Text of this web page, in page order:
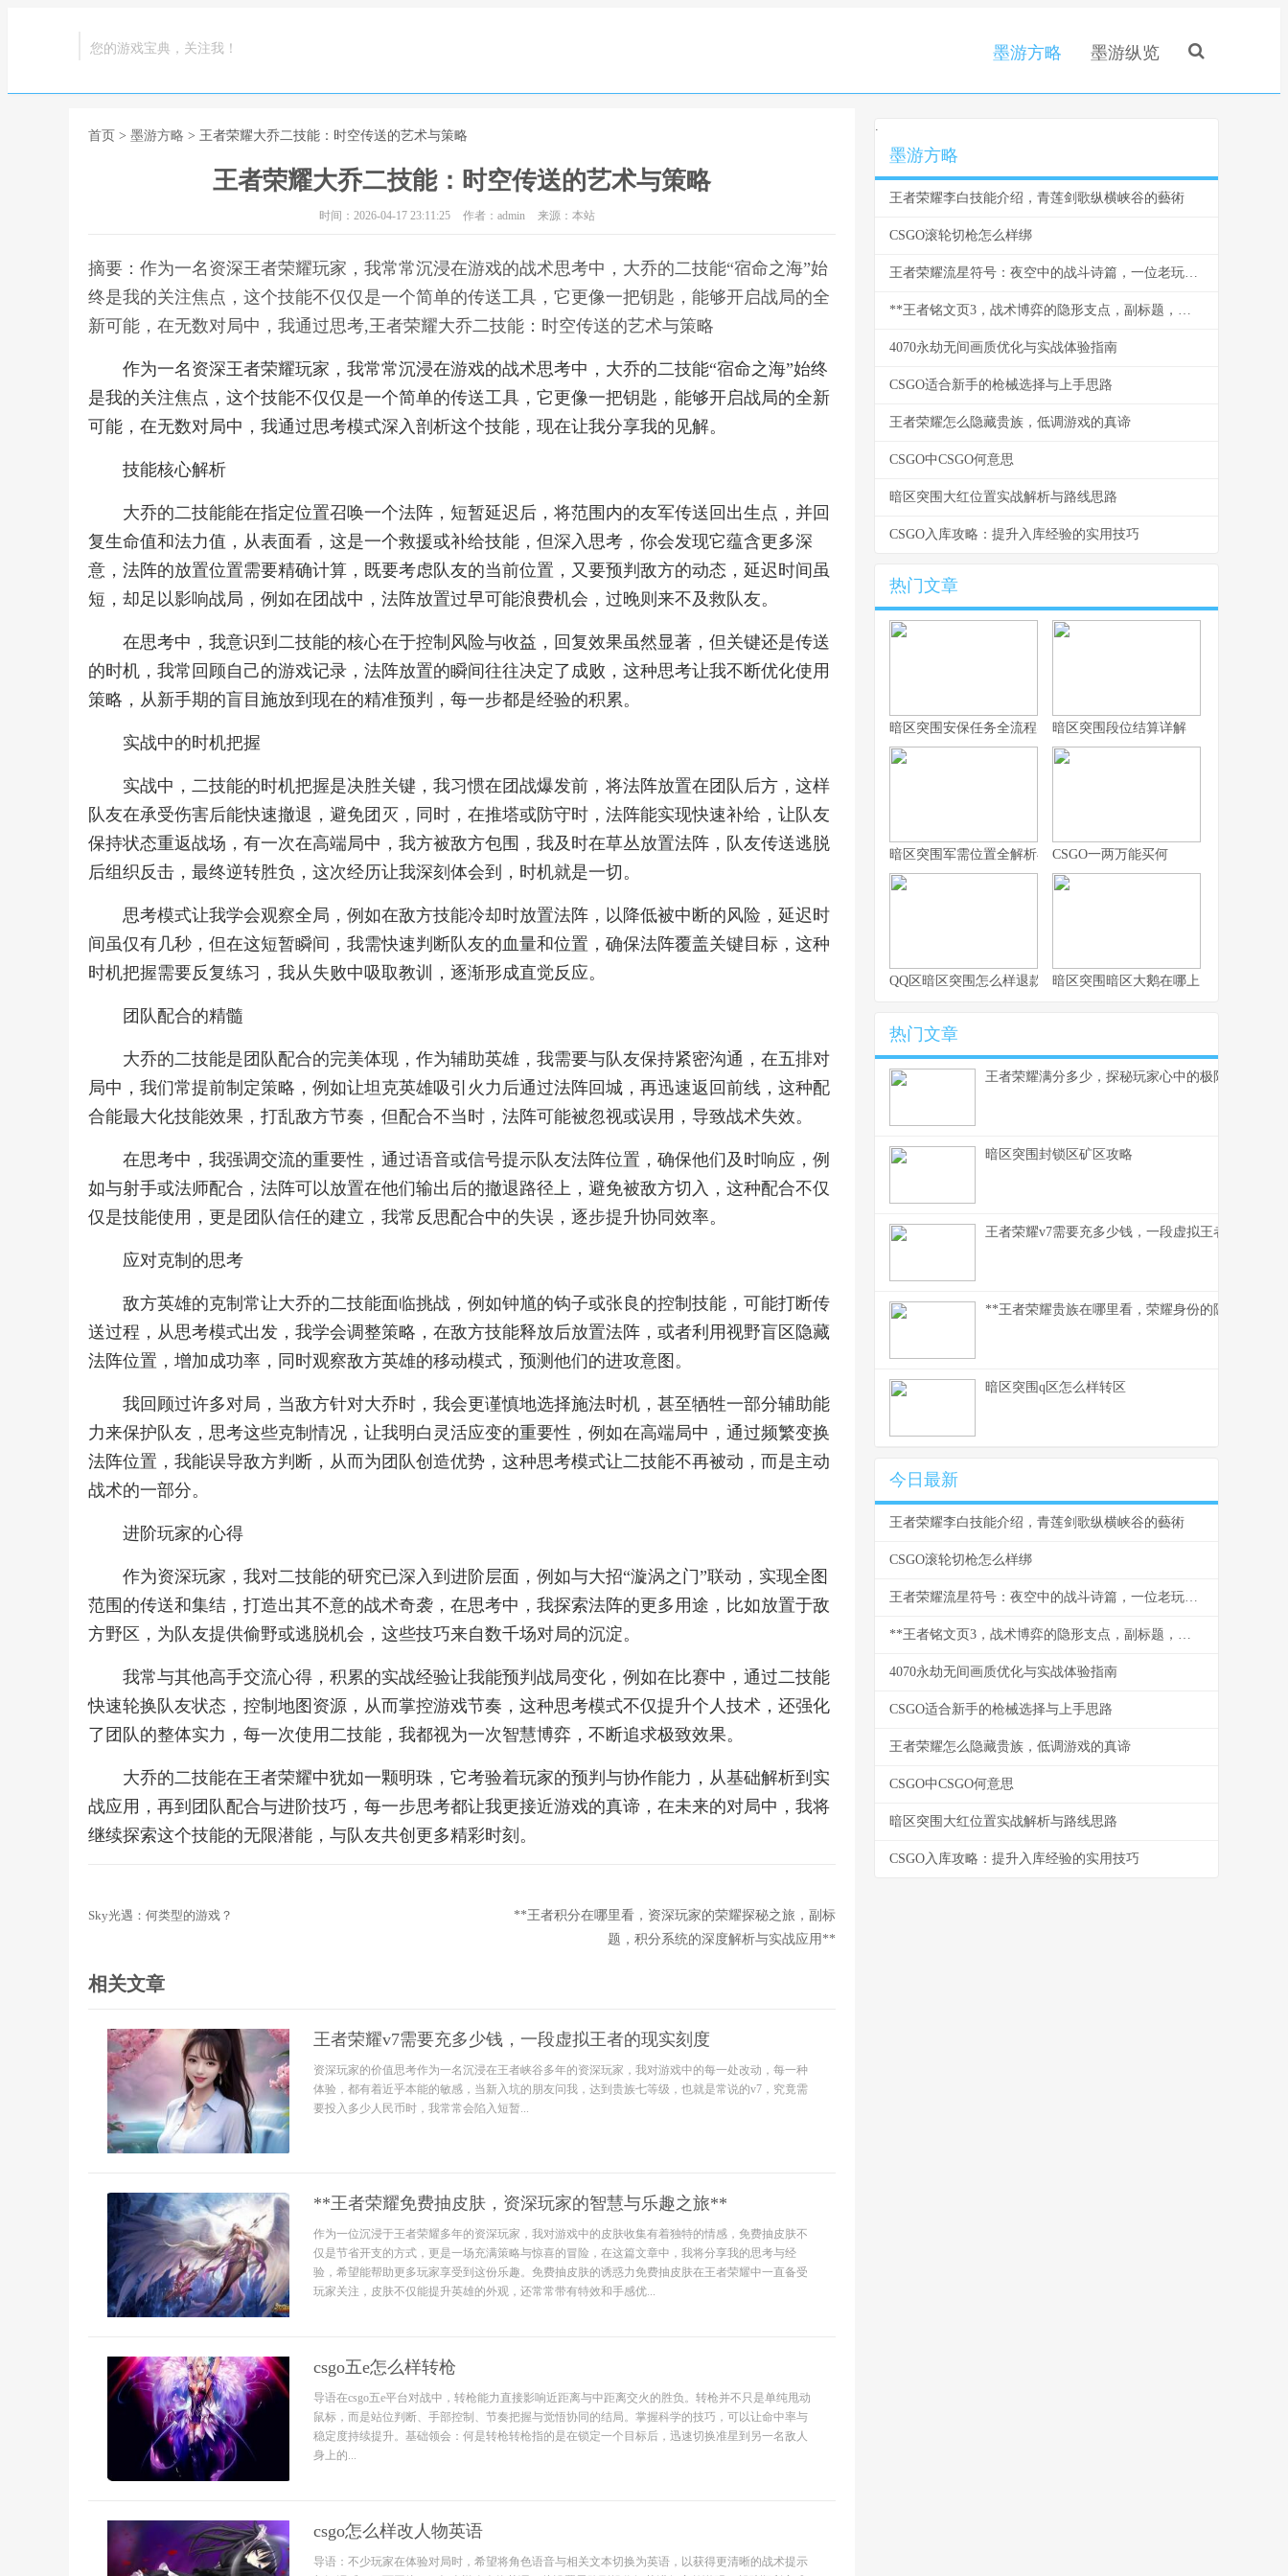
您的游戏宝典，关注我！ 墨游方略 墨游纵览
首页 > 墨游方略 > 王者荣耀大乔二技能：时空传送的艺术与策略
王者荣耀大乔二技能：时空传送的艺术与策略
时间：2026-04-17 23:11:25 作者：admin 来源：本站
摘要：作为一名资深王者荣耀玩家，我常常沉浸在游戏的战术思考中，大乔的二技能“宿命之海”始
终是我的关注焦点，这个技能不仅仅是一个简单的传送工具，它更像一把钥匙，能够开启战局的全
新可能，在无数对局中，我通过思考,王者荣耀大乔二技能：时空传送的艺术与策略
作为一名资深王者荣耀玩家，我常常沉浸在游戏的战术思考中，大乔的二技能“宿命之海”始终
是我的关注焦点，这个技能不仅仅是一个简单的传送工具，它更像一把钥匙，能够开启战局的全新
可能，在无数对局中，我通过思考模式深入剖析这个技能，现在让我分享我的见解。
技能核心解析
大乔的二技能能在指定位置召唤一个法阵，短暂延迟后，将范围内的友军传送回出生点，并回
复生命值和法力值，从表面看，这是一个救援或补给技能，但深入思考，你会发现它蕴含更多深
意，法阵的放置位置需要精确计算，既要考虑队友的当前位置，又要预判敌方的动态，延迟时间虽
短，却足以影响战局，例如在团战中，法阵放置过早可能浪费机会，过晚则来不及救队友。
在思考中，我意识到二技能的核心在于控制风险与收益，回复效果虽然显著，但关键还是传送
的时机，我常回顾自己的游戏记录，法阵放置的瞬间往往决定了成败，这种思考让我不断优化使用
策略，从新手期的盲目施放到现在的精准预判，每一步都是经验的积累。
实战中的时机把握
实战中，二技能的时机把握是决胜关键，我习惯在团战爆发前，将法阵放置在团队后方，这样
队友在承受伤害后能快速撤退，避免团灭，同时，在推塔或防守时，法阵能实现快速补给，让队友
保持状态重返战场，有一次在高端局中，我方被敌方包围，我及时在草丛放置法阵，队友传送逃脱
后组织反击，最终逆转胜负，这次经历让我深刻体会到，时机就是一切。
思考模式让我学会观察全局，例如在敌方技能冷却时放置法阵，以降低被中断的风险，延迟时
间虽仅有几秒，但在这短暂瞬间，我需快速判断队友的血量和位置，确保法阵覆盖关键目标，这种
时机把握需要反复练习，我从失败中吸取教训，逐渐形成直觉反应。
团队配合的精髓
大乔的二技能是团队配合的完美体现，作为辅助英雄，我需要与队友保持紧密沟通，在五排对
局中，我们常提前制定策略，例如让坦克英雄吸引火力后通过法阵回城，再迅速返回前线，这种配
合能最大化技能效果，打乱敌方节奏，但配合不当时，法阵可能被忽视或误用，导致战术失效。
在思考中，我强调交流的重要性，通过语音或信号提示队友法阵位置，确保他们及时响应，例
如与射手或法师配合，法阵可以放置在他们输出后的撤退路径上，避免被敌方切入，这种配合不仅
仅是技能使用，更是团队信任的建立，我常反思配合中的失误，逐步提升协同效率。
应对克制的思考
敌方英雄的克制常让大乔的二技能面临挑战，例如钟馗的钩子或张良的控制技能，可能打断传
送过程，从思考模式出发，我学会调整策略，在敌方技能释放后放置法阵，或者利用视野盲区隐藏
法阵位置，增加成功率，同时观察敌方英雄的移动模式，预测他们的进攻意图。
我回顾过许多对局，当敌方针对大乔时，我会更谨慎地选择施法时机，甚至牺牲一部分辅助能
力来保护队友，思考这些克制情况，让我明白灵活应变的重要性，例如在高端局中，通过频繁变换
法阵位置，我能误导敌方判断，从而为团队创造优势，这种思考模式让二技能不再被动，而是主动
战术的一部分。
进阶玩家的心得
作为资深玩家，我对二技能的研究已深入到进阶层面，例如与大招“漩涡之门”联动，实现全图
范围的传送和集结，打造出其不意的战术奇袭，在思考中，我探索法阵的更多用途，比如放置于敌
方野区，为队友提供偷野或逃脱机会，这些技巧来自数千场对局的沉淀。
我常与其他高手交流心得，积累的实战经验让我能预判战局变化，例如在比赛中，通过二技能
快速轮换队友状态，控制地图资源，从而掌控游戏节奏，这种思考模式不仅提升个人技术，还强化
了团队的整体实力，每一次使用二技能，我都视为一次智慧博弈，不断追求极致效果。
大乔的二技能在王者荣耀中犹如一颗明珠，它考验着玩家的预判与协作能力，从基础解析到实
战应用，再到团队配合与进阶技巧，每一步思考都让我更接近游戏的真谛，在未来的对局中，我将
继续探索这个技能的无限潜能，与队友共创更多精彩时刻。
Sky光遇：何类型的游戏？
**王者积分在哪里看，资深玩家的荣耀探秘之旅，副标
题，积分系统的深度解析与实战应用**
相关文章
王者荣耀v7需要充多少钱，一段虚拟王者的现实刻度
资深玩家的价值思考作为一名沉浸在王者峡谷多年的资深玩家，我对游戏中的每一处改动，每一种
体验，都有着近乎本能的敏感，当新入坑的朋友问我，达到贵族七等级，也就是常说的v7，究竟需
要投入多少人民币时，我常常会陷入短暂...
**王者荣耀免费抽皮肤，资深玩家的智慧与乐趣之旅**
作为一位沉浸于王者荣耀多年的资深玩家，我对游戏中的皮肤收集有着独特的情感，免费抽皮肤不
仅是节省开支的方式，更是一场充满策略与惊喜的冒险，在这篇文章中，我将分享我的思考与经
验，希望能帮助更多玩家享受到这份乐趣。免费抽皮肤的诱惑力免费抽皮肤在王者荣耀中一直备受
玩家关注，皮肤不仅能提升英雄的外观，还常常带有特效和手感优...
csgo五e怎么样转枪
导语在csgo五e平台对战中，转枪能力直接影响近距离与中距离交火的胜负。转枪并不只是单纯甩动
鼠标，而是站位判断、手部控制、节奏把握与觉悟协同的结局。掌握科学的技巧，可以让命中率与
稳定度持续提升。基础领会：何是转枪转枪指的是在锁定一个目标后，迅速切换准星到另一名敌人
身上的...
csgo怎么样改人物英语
导语：不少玩家在体验对局时，希望将角色语音与相关文本切换为英语，以获得更清晰的战术提示
.
墨游方略
王者荣耀李白技能介绍，青莲剑歌纵横峡谷的藝術
CSGO滚轮切枪怎么样绑
王者荣耀流星符号：夜空中的战斗诗篇，一位老玩家的深情回望
**王者铭文页3，战术博弈的隐形支点，副标题，微调之间改写战局走向**
4070永劫无间画质优化与实战体验指南
CSGO适合新手的枪械选择与上手思路
王者荣耀怎么隐藏贵族，低调游戏的真谛
CSGO中CSGO何意思
暗区突围大红位置实战解析与路线思路
CSGO入库攻略：提升入库经验的实用技巧
热门文章
暗区突围安保任务全流程实战指南暗区突围段位结算详解
暗区突围军需位置全解析与实战思路CSGO一两万能买何
QQ区暗区突围怎么样退款 暗区突围暗区大鹅在哪上
热门文章
王者荣耀满分多少，探秘玩家心中的极限征途，
暗区突围封锁区矿区攻略
王者荣耀v7需要充多少钱，一段虚拟王者的现实刻
**王者荣耀贵族在哪里看，荣耀身份的隐秘印记与
暗区突围q区怎么样转区
今日最新
王者荣耀李白技能介绍，青莲剑歌纵横峡谷的藝術
CSGO滚轮切枪怎么样绑
王者荣耀流星符号：夜空中的战斗诗篇，一位老玩家的深情回望
**王者铭文页3，战术博弈的隐形支点，副标题，微调之间改写战局走向**
4070永劫无间画质优化与实战体验指南
CSGO适合新手的枪械选择与上手思路
王者荣耀怎么隐藏贵族，低调游戏的真谛
CSGO中CSGO何意思
暗区突围大红位置实战解析与路线思路
CSGO入库攻略：提升入库经验的实用技巧